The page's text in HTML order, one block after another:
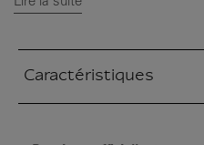
Caractéristiques